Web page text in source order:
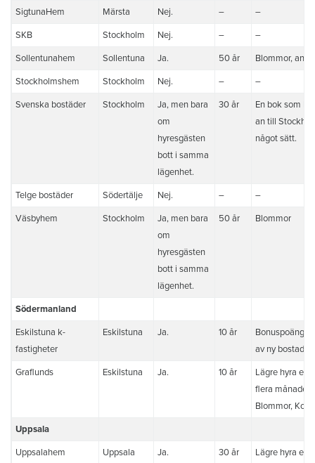
SigtunaHem Märsta Nej. – –
SKB Stockholm Nej. – –
Sollentunahem Sollentuna Ja. 50 år Blommor,
Stockholmshem Stockholm Nej. – –
Svenska bostäder Stockholm
Ja, men bara
om
hyresgästen
bott i samma
lägenhet.
30 år
En bok som
an till
något sätt.
Telge bostäder Södertälje Nej. – –
Väsbyhem Stockholm
Ja, men bara
om
hyresgästen
bott i samma
lägenhet.
50 år Blommor
Södermanland
Eskilstuna k-
fastigheter
Eskilstuna Ja. 10 år
Bonuspoäng
av ny bostad
Graflunds Eskilstuna Ja. 10 år
Lägre hyra en
flera månader,
Blommor,
Uppsala
Uppsalahem Uppsala Ja. 30 år
Lägre hyra en